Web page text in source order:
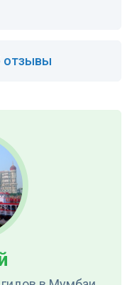
отзывы